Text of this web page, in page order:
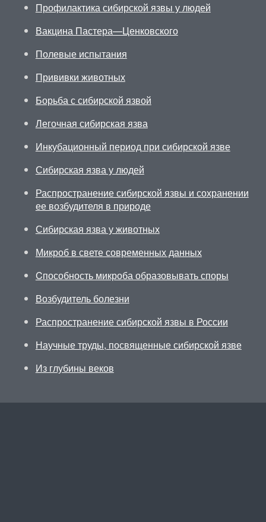
Профилактика сибирской язвы у людей
Вакцина Пастера—Ценковского
Полевые испытания
Прививки животных
Борьба с сибирской язвой
Легочная сибирская язва
Инкубационный период при сибирской язве
Сибирская язва у людей
Распространение сибирской язвы и сохранении
ее возбудителя в природе
Сибирская язва у животных
Микроб в свете современных данных
Cпособность микроба образовывать споры
Возбудитель болезни
Распространение сибирской язвы в России
Научные труды, посвященные сибирской язве
Из глубины веков